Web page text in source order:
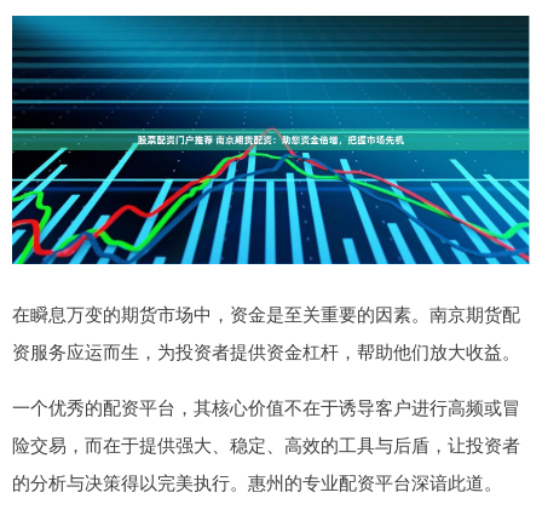
在瞬息万变的期货市场中，资金是至关重要的因素。南京期货配
资服务应运而生，为投资者提供资金杠杆，帮助他们放大收益。
一个优秀的配资平台，其核心价值不在于诱导客户进行高频或冒
险交易，而在于提供强大、稳定、高效的工具与后盾，让投资者
的分析与决策得以完美执行。惠州的专业配资平台深谙此道。